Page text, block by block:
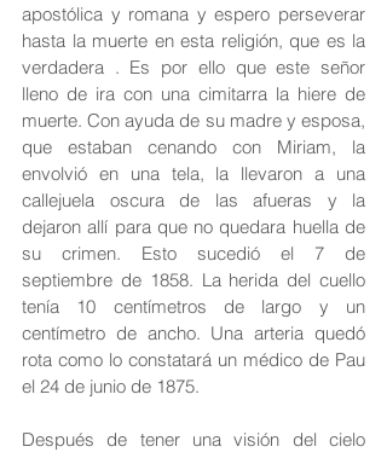
apostólica y romana y espero perseverar
hasta la muerte en esta religión, que es la
verdadera . Es por ello que este señor
lleno de ira con una cimitarra la hiere de
muerte. Con ayuda de su madre y esposa,
que estaban cenando con Miriam, la
envolvió en una tela, la llevaron a una
callejuela oscura de las afueras y la
dejaron allí para que no quedara huella de
su crimen. Esto sucedió el 7 de
septiembre de 1858. La herida del cuello
tenía 10 centímetros de largo y un
centímetro de ancho. Una arteria quedó
rota como lo constatará un médico de Pau
el 24 de junio de 1875.
Después de tener una visión del cielo